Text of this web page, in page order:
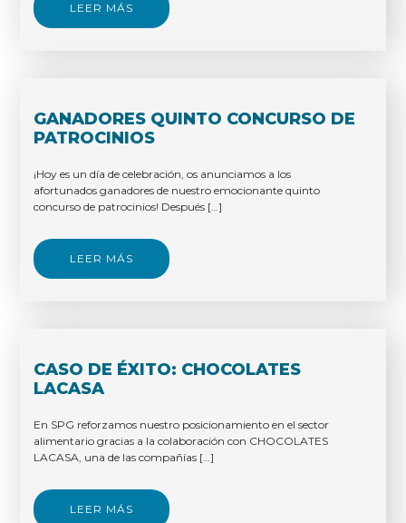
LEER MÁS
GANADORES QUINTO CONCURSO DE
PATROCINIOS
¡Hoy es un día de celebración, os anunciamos a los
afortunados ganadores de nuestro emocionante quinto
concurso de patrocinios! Después […]
LEER MÁS
CASO DE ÉXITO: CHOCOLATES
LACASA
En SPG reforzamos nuestro posicionamiento en el sector
alimentario gracias a la colaboración con CHOCOLATES
LACASA, una de las compañías […]
LEER MÁS